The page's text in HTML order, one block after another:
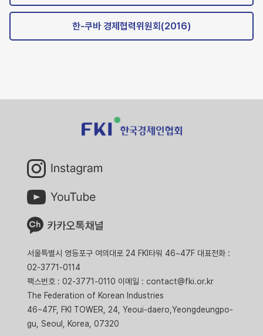
한-쿠바 경제협력위원회(2016)
서울특별시 영등포구 여의대로 24 FKI타워 46~47F 대표전화 :
02-3771-0114
팩스번호 : 02-3771-0110 이메일 : contact@fki.or.kr
The Federation of Korean Industries
46~47F, FKI TOWER, 24, Yeoui-daero,Yeongdeungpo-
gu, Seoul, Korea, 07320